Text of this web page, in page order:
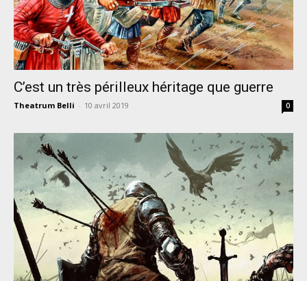
C’est un très périlleux héritage que guerre
Theatrum Belli - 10 avril 2019 0